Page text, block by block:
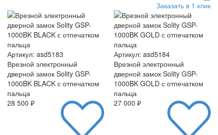
Заказать в 1 клик
Артикул: asd5183
Врезной электронный
дверной замок Solity GSP-
1000BK BLACK с отпечатком
пальца
28 500 ₽
Артикул: asd5184
Врезной электронный
дверной замок Solity GSP-
1000BK GOLD с отпечатком
пальца
27 000 ₽